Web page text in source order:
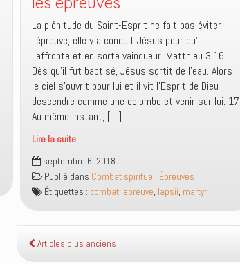
La plénitude du Saint-Esprit ne fait pas éviter
l’épreuve, elle y a conduit Jésus pour qu’il
l’affronte et en sorte vainqueur. Matthieu 3:16
Dès qu’il fut baptisé, Jésus sortit de l’eau. Alors
le ciel s’ouvrit pour lui et il vit l’Esprit de Dieu
descendre comme une colombe et venir sur lui. 17
Au même instant, […]
Lire la suite
La
plénitude
du
Saint-
te
qualifie
septembre 6, 2018
Publié dans Combat spirituel, Épreuves
Étiquettes : combat, epreuve, lapsii, martyr
Articles plus anciens